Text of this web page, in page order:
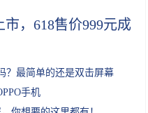
，618售价999元成
？最简单的还是双击屏幕
手机